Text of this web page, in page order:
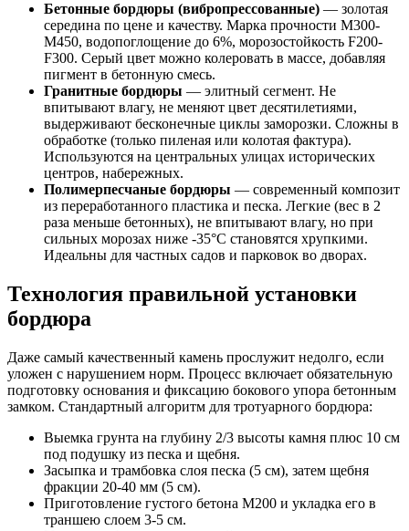
Бетонные бордюры (вибропрессованные) — золотая
середина по цене и качеству. Марка прочности М300-
М450, водопоглощение до 6%, морозостойкость F200-
F300. Серый цвет можно колеровать в массе, добавляя
пигмент в бетонную смесь.
Гранитные бордюры — элитный сегмент. Не
впитывают влагу, не меняют цвет десятилетиями,
выдерживают бесконечные циклы заморозки. Сложны в
обработке (только пиленая или колотая фактура).
Используются на центральных улицах исторических
центров, набережных.
Полимерпесчаные бордюры — современный композит
из переработанного пластика и песка. Легкие (вес в 2
раза меньше бетонных), не впитывают влагу, но при
сильных морозах ниже -35°C становятся хрупкими.
Идеальны для частных садов и парковок во дворах.
Технология правильной установки
бордюра
Даже самый качественный камень прослужит недолго, если
уложен с нарушением норм. Процесс включает обязательную
подготовку основания и фиксацию бокового упора бетонным
замком. Стандартный алгоритм для тротуарного бордюра:
Выемка грунта на глубину 2/3 высоты камня плюс 10 см
под подушку из песка и щебня.
Засыпка и трамбовка слоя песка (5 см), затем щебня
фракции 20-40 мм (5 см).
Приготовление густого бетона М200 и укладка его в
траншею слоем 3-5 см.